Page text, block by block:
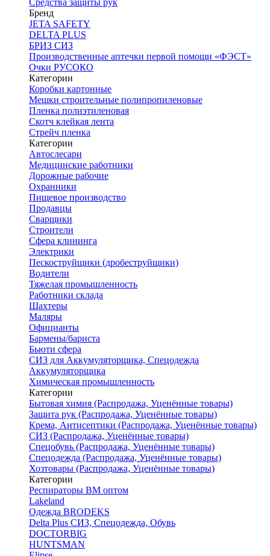
Средства защиты рук
Бренд
JETA SAFETY
DELTA PLUS
БРИЗ СИЗ
Производственные аптечки первой помощи «ФЭСТ»
Очки РУСОКО
Категории
Коробки картонные
Мешки строительные полипропиленовые
Пленка полиэтиленовая
Скотч клейкая лента
Стрейч пленка
Категории
Автослесари
Медицинские работники
Дорожные рабочие
Охранники
Пищевое производство
Продавцы
Сварщики
Строители
Сфера клининга
Электрики
Пескоструйщики (дробеструйщики)
Водители
Тяжелая промышленность
Работники склада
Шахтеры
Маляры
Официанты
Бармены/бариста
Бьюти сфера
СИЗ для Аккумуляторщика, Спецодежда
Аккумуляторщика
Химическая промышленность
Категории
Бытовая химия (Распродажа, Уценённые товары)
Защита рук (Распродажа, Уценённые товары)
Крема, Антисептики (Распродажа, Уценённые товары)
СИЗ (Распродажа, Уценённые товары)
Спецобувь (Распродажа, Уценённые товары)
Спецодежда (Распродажа, Уценённые товары)
Хозтовары (Распродажа, Уценённые товары)
Категории
Респираторы ВМ оптом
Lakeland
Одежда BRODEKS
Delta Plus СИЗ, Спецодежда, Обувь
DOCTORBIG
HUNTSMAN